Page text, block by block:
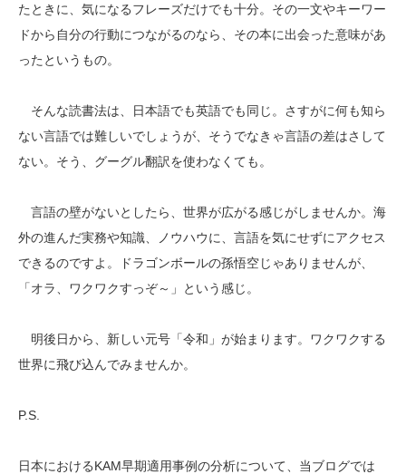
たときに、気になるフレーズだけでも十分。その一文やキーワー
ドから自分の行動につながるのなら、その本に出会った意味があ
ったというもの。
そんな読書法は、日本語でも英語でも同じ。さすがに何も知ら
ない言語では難しいでしょうが、そうでなきゃ言語の差はさして
ない。そう、グーグル翻訳を使わなくても。
言語の壁がないとしたら、世界が広がる感じがしませんか。海
外の進んだ実務や知識、ノウハウに、言語を気にせずにアクセス
できるのですよ。ドラゴンボールの孫悟空じゃありませんが、
「オラ、ワクワクすっぞ～」という感じ。
明後日から、新しい元号「令和」が始まります。ワクワクする
世界に飛び込んでみませんか。
P.S.
日本におけるKAM早期適用事例の分析について、当ブログでは